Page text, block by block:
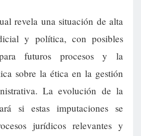
revela una situación de alta
y política, con posibles
futuros procesos y la
sobre la ética en la gestión
La evolución de la
si estas imputaciones se
jurídicos relevantes y